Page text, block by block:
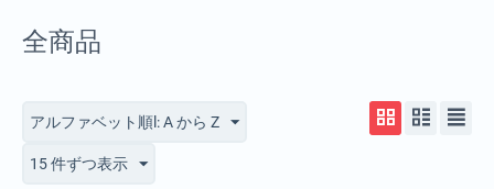
全商品
アルファベット順l: A から Z
15 件ずつ表示